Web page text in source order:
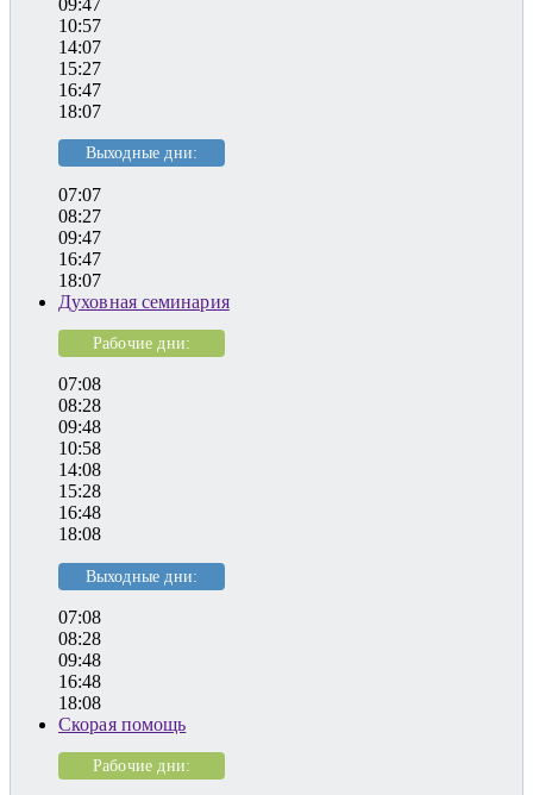
10:57
14:07
15:27
16:47
18:07
Выходные дни:
07:07
08:27
09:47
16:47
18:07
Духовная семинария
Рабочие дни:
07:08
08:28
09:48
10:58
14:08
15:28
16:48
18:08
Выходные дни:
07:08
08:28
09:48
16:48
18:08
Скорая помощь
Рабочие дни: